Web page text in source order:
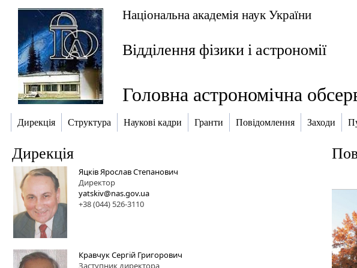
Національна академія наук України
Відділення фізики і астрономії
Головна астрономічна
Дирекція Структура Наукові кадри Гранти Повідомлення Заходи
Дирекція
Яцків Ярослав Степанович
Директор
yatskiv@nas.gov.ua
+38 (044) 526-3110
Кравчук Сергій Григорович
Заступник директора